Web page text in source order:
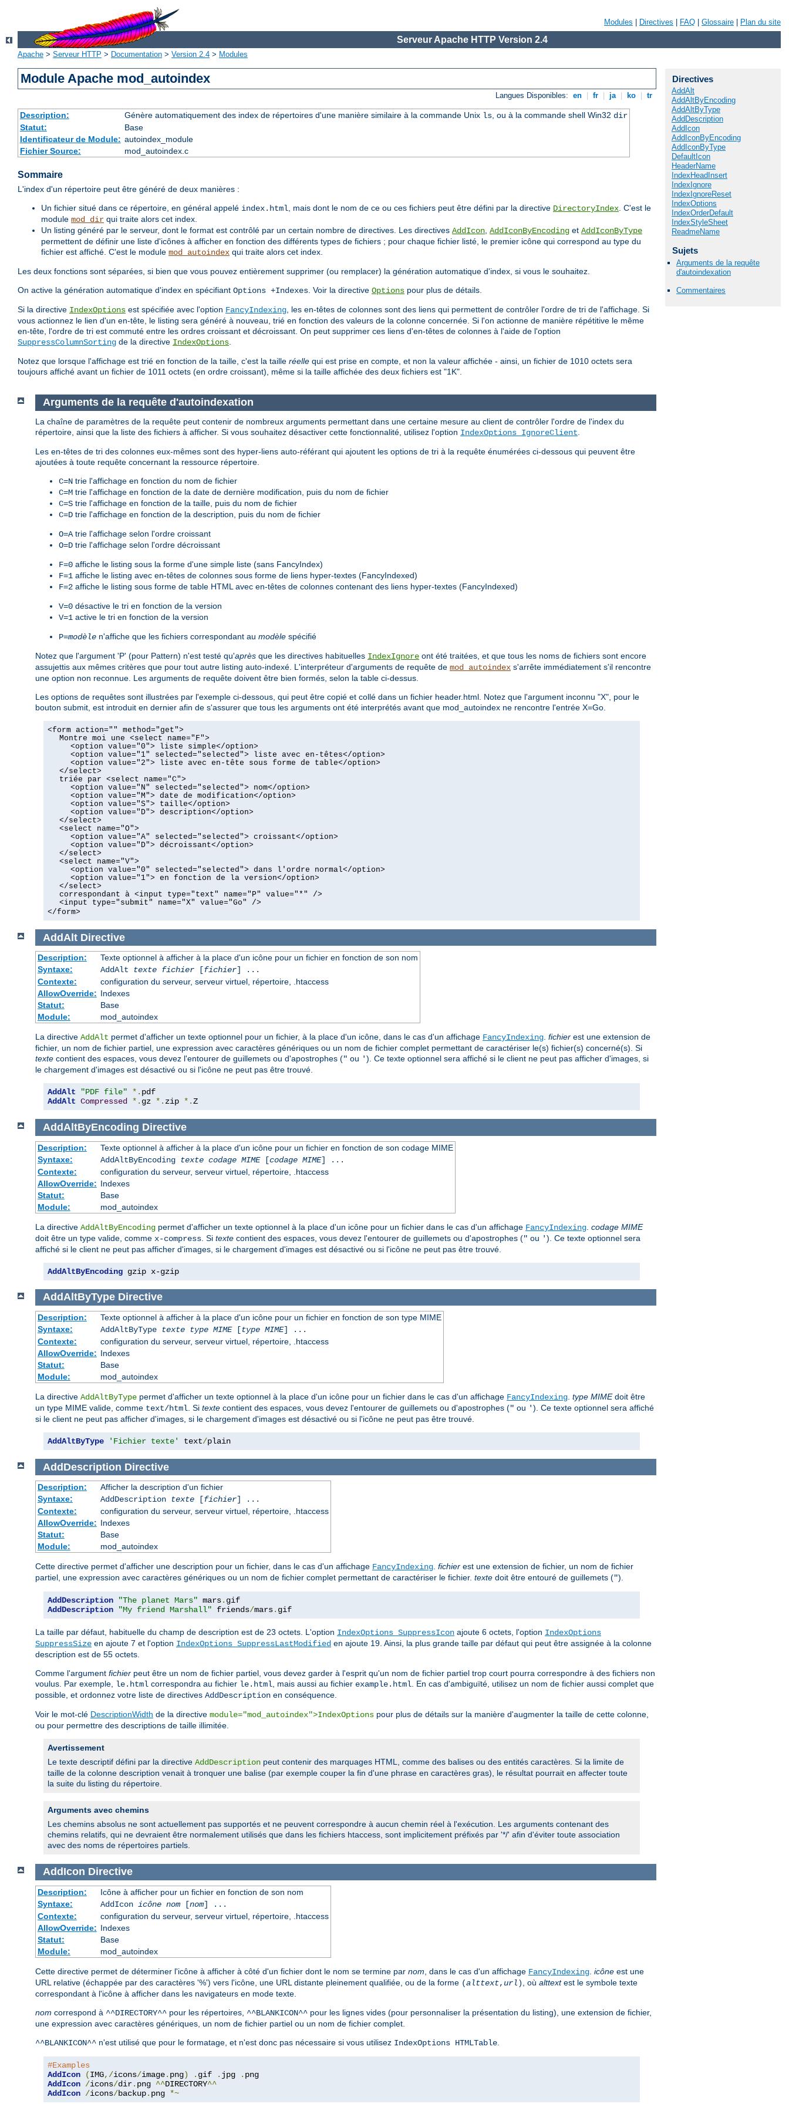
Modules Directives FAQ Glossaire Plan du site
Serveur Apache HTTP Version 2.4
Apache > Serveur HTTP > Documentation > Version 2.4 > Modules
Module Apache mod_autoindex
Langues Disponibles: en fr ja ko tr
Description: Génère automatiquement des index de répertoires d'une manière similaire à la commande Unix ls, ou à la commande shell Win32 dir
Statut:
Base
Identificateur de Module: autoindex_module
Fichier Source:
mod_autoindex.c
Sommaire
L'index d'un répertoire peut être généré de deux manières :
Un fichier situé dans ce répertoire, en général appelé index.html, mais dont le nom de ce ou ces fichiers peut être défini par la directive DirectoryIndex. C'est le
module mod_dir qui traite alors cet index.
Un listing généré par le serveur, dont le format est contrôlé par un certain nombre de directives. Les directives AddIcon, AddIconByEncoding et AddIconByType
permettent de définir une liste d'icônes à afficher en fonction des différents types de fichiers ; pour chaque fichier listé, le premier icône qui correspond au type du
fichier est affiché. C'est le module mod_autoindex qui traite alors cet index.
Les deux fonctions sont séparées, si bien que vous pouvez entièrement supprimer (ou remplacer) la génération automatique d'index, si vous le souhaitez.
On active la génération automatique d'index en spécifiant Options +Indexes. Voir la directive Options pour plus de détails.
Si la directive IndexOptions est spécifiée avec l'option FancyIndexing, les en-têtes de colonnes sont des liens qui permettent de contrôler l'ordre de tri de l'affichage. Si
vous actionnez le lien d'un en-tête, le listing sera généré à nouveau, trié en fonction des valeurs de la colonne concernée. Si l'on actionne de manière répétitive le même
en-tête, l'ordre de tri est commuté entre les ordres croissant et décroissant. On peut supprimer ces liens d'en-têtes de colonnes à l'aide de l'option
SuppressColumnSorting de la directive IndexOptions.
Notez que lorsque l'affichage est trié en fonction de la taille, c'est la taille réelle qui est prise en compte, et non la valeur affichée - ainsi, un fichier de 1010 octets sera
toujours affiché avant un fichier de 1011 octets (en ordre croissant), même si la taille affichée des deux fichiers est "1K".
Directives
AddAlt
AddAltByEncoding
AddAltByType
AddDescription
AddIcon
AddIconByEncoding
AddIconByType
DefaultIcon
HeaderName
IndexHeadInsert
IndexIgnore
IndexIgnoreReset
IndexOptions
IndexOrderDefault
IndexStyleSheet
ReadmeName
Sujets
Arguments de la requête
d'autoindexation
Commentaires
Arguments de la requête d'autoindexation
La chaîne de paramètres de la requête peut contenir de nombreux arguments permettant dans une certaine mesure au client de contrôler l'ordre de l'index du
répertoire, ainsi que la liste des fichiers à afficher. Si vous souhaitez désactiver cette fonctionnalité, utilisez l'option IndexOptions IgnoreClient
Les en-têtes de tri des colonnes eux-mêmes sont des hyper-liens auto-référant qui ajoutent les options de tri à la requête énumérées ci-dessous qui peuvent être
ajoutées à toute requête concernant la ressource répertoire.
C=N trie l'affichage en fonction du nom de fichier
C=M trie l'affichage en fonction de la date de dernière modification, puis du nom de fichier
C=S trie l'affichage en fonction de la taille, puis du nom de fichier
C=D trie l'affichage en fonction de la description, puis du nom de fichier
O=A trie l'affichage selon l'ordre croissant
O=D trie l'affichage selon l'ordre décroissant
F=0 affiche le listing sous la forme d'une simple liste (sans FancyIndex)
F=1 affiche le listing avec en-têtes de colonnes sous forme de liens hyper-textes (FancyIndexed)
F=2 affiche le listing sous forme de table HTML avec en-têtes de colonnes contenant des liens hyper-textes (FancyIndexed)
V=0 désactive le tri en fonction de la version
V=1 active le tri en fonction de la version
P=modèle n'affiche que les fichiers correspondant au modèle spécifié
Notez que l'argument 'P' (pour Pattern) n'est testé qu'après que les directives habituelles IndexIgnore ont été traitées, et que tous les noms de fichiers sont encore
assujettis aux mêmes critères que pour tout autre listing auto-indexé. L'interpréteur d'arguments de requête de mod_autoindex s'arrête immédiatement s'il rencontre
une option non reconnue. Les arguments de requête doivent être bien formés, selon la table ci-dessus.
Les options de requêtes sont illustrées par l'exemple ci-dessous, qui peut être copié et collé dans un fichier header.html. Notez que l'argument inconnu "X", pour le
bouton submit, est introduit en dernier afin de s'assurer que tous les arguments ont été interprétés avant que mod_autoindex ne rencontre l'entrée X=Go.
<form action="" method="get">
Montre moi une <select name="F">
<option value="0"> liste simple</option>
<option value="1" selected="selected"> liste avec en-têtes</option>
<option value="2"> liste avec en-tête sous forme de table</option>
</select>
triée par <select name="C">
<option value="N" selected="selected"> nom</option>
<option value="M"> date de modification</option>
<option value="S"> taille</option>
<option value="D"> description</option>
</select>
<select name="O">
<option value="A" selected="selected"> croissant</option>
<option value="D"> décroissant</option>
</select>
<select name="V">
<option value="0" selected="selected"> dans l'ordre normal</option>
<option value="1"> en fonction de la version</option>
</select>
correspondant à <input type="text" name="P" value="*" />
<input type="submit" name="X" value="Go" />
</form>
AddAlt Directive
Description:
Texte optionnel à afficher à la place d'un icône pour un fichier en fonction de son nom
Syntaxe:
AddAlt texte fichier[fichier] ...
Contexte:
configuration du serveur, serveur virtuel, répertoire, .htaccess
AllowOverride: Indexes
Statut:
Base
Module:
mod_autoindex
La directive AddAlt permet d'afficher un texte optionnel pour un fichier, à la place d'un icône, dans le cas d'un affichage FancyIndexing. fichier est une extension de
fichier, un nom de fichier partiel, une expression avec caractères génériques ou un nom de fichier complet permettant de caractériser le(s) fichier(s) concerné(s). Si
texte contient des espaces, vous devez l'entourer de guillemets ou d'apostrophes (" ou '). Ce texte optionnel sera affiché si le client ne peut pas afficher d'images, si
le chargement d'images est désactivé ou si l'icône ne peut pas être trouvé.
AddAlt "PDF file" *.
AddAlt Compressed *. gz *. zip *.Z
AddAltByEncoding Directive
Description:
Texte optionnel à afficher à la place d'un icône pour un fichier en fonction de son codage MIME
Syntaxe:
AddAltByEncoding texte codage MIME[codage MIME] ...
Contexte:
configuration du serveur, serveur virtuel, répertoire, .htaccess
AllowOverride: Indexes
Statut:
Base
Module:
mod_autoindex
La directive AddAltByEncoding permet d'afficher un texte optionnel à la place d'un icône pour un fichier dans le cas d'un affichage FancyIndexing codage MIME
doit être un type valide, comme x-compress . Si texte contient des espaces, vous devez l'entourer de guillemets ou d'apostrophes (" ou '). Ce texte optionnel sera
affiché si le client ne peut pas afficher d'images, si le chargement d'images est désactivé ou si l'icône ne peut pas être trouvé.
AddAltByEncoding gzip x-gzip
AddAltByType Directive
Description:
Texte optionnel à afficher à la place d'un icône pour un fichier en fonction de son type MIME
Syntaxe:
AddAltByType texte type MIME[type MIME] ...
Contexte:
configuration du serveur, serveur virtuel, répertoire, .htaccess
AllowOverride: Indexes
Statut:
Base
Module:
mod_autoindex
La directive AddAltByType permet d'afficher un texte optionnel à la place d'un icône pour un fichier dans le cas d'un affichage FancyIndexing type MIMEdoit être
un type MIME valide, comme text/html . Si texte contient des espaces, vous devez l'entourer de guillemets ou d'apostrophes (" ou '). Ce texte optionnel sera affiché
si le client ne peut pas afficher d'images, si le chargement d'images est désactivé ou si l'icône ne peut pas être trouvé.
AddAltByType 'Fichier texte' text/plain
AddDescription Directive
Description:
Afficher la description d'un fichier
Syntaxe:
AddDescription texte[fichier] ...
Contexte:
configuration du serveur, serveur virtuel, répertoire, .htaccess
AllowOverride: Indexes
Statut:
Base
Module:
mod_autoindex
Cette directive permet d'afficher une description pour un fichier, dans le cas d'un affichage FancyIndexing. fichier est une extension de fichier, un nom de fichier
partiel, une expression avec caractères génériques ou un nom de fichier complet permettant de caractériser le fichier. texte doit être entouré de guillemets (").
AddDescription "The planet Mars" mars.
AddDescription
"My friend Marshall" friends/mars. gif
La taille par défaut, habituelle du champ de description est de 23 octets. L'option IndexOptions SuppressIcon ajoute 6 octets, l'option IndexOptions
SuppressSize en ajoute 7 et l'option IndexOptions SuppressLastModified en ajoute 19. Ainsi, la plus grande taille par défaut qui peut être assignée à la colonne
description est de 55 octets.
Comme l'argument fichier peut être un nom de fichier partiel, vous devez garder à l'esprit qu'un nom de fichier partiel trop court pourra correspondre à des fichiers non
voulus. Par exemple, le.html correspondra au fichier le.html, mais aussi au fichier example.html. En cas d'ambiguïté, utilisez un nom de fichier aussi complet que
possible, et ordonnez votre liste de directives AddDescription en conséquence.
Voir le mot-clé DescriptionWidth de la directive module="mod_autoindex">IndexOptions pour plus de détails sur la manière d'augmenter la taille de cette colonne,
ou pour permettre des descriptions de taille illimitée.
Avertissement
Le texte descriptif défini par la directive AddDescription peut contenir des marquages HTML, comme des balises ou des entités caractères. Si la limite de
taille de la colonne description venait à tronquer une balise (par exemple couper la fin d'une phrase en caractères gras), le résultat pourrait en affecter toute
la suite du listing du répertoire.
Arguments avec chemins
Les chemins absolus ne sont actuellement pas supportés et ne peuvent correspondre à aucun chemin réel à l'exécution. Les arguments contenant des
chemins relatifs, qui ne devraient être normalement utilisés que dans les fichiers htaccess, sont implicitement préfixés par '*/' afin d'éviter toute association
avec des noms de répertoires partiels.
AddIcon Directive
Description:
Icône à afficher pour un fichier en fonction de son nom
Syntaxe:
AddIcon icône nom[nom] ...
Contexte:
configuration du serveur, serveur virtuel, répertoire, .htaccess
AllowOverride: Indexes
Statut:
Base
Module:
mod_autoindex
Cette directive permet de déterminer l'icône à afficher à côté d'un fichier dont le nom se termine par nom , dans le cas d'un affichage FancyIndexing icône est une
URL relative (échappée par des caractères '%') vers l'icône, une URL distante pleinement qualifiée, ou de la forme (alttext, url) , où alttextest le symbole texte
correspondant à l'icône à afficher dans les navigateurs en mode texte.
nom correspond à ^^DIRECTORY^^ pour les répertoires, ^^BLANKICON^^ pour les lignes vides (pour personnaliser la présentation du listing), une extension de fichier,
une expression avec caractères génériques, un nom de fichier partiel ou un nom de fichier complet.
^^BLANKICON^^ n'est utilisé que pour le formatage, et n'est donc pas nécessaire si vous utilisez IndexOptions HTMLTable
#Examples
AddIcon
(IMG,/icons/image. png) . gif . jpg .
AddIcon /icons/dir. png ^^DIRECTORY^^
AddIcon /icons/backup. png *~